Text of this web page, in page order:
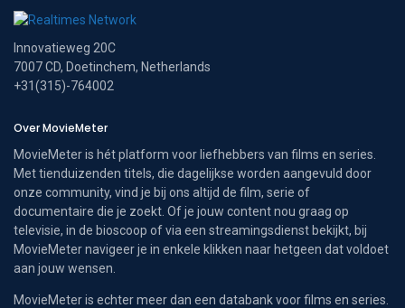
Innovatieweg 20C
7007 CD, Doetinchem, Netherlands
+31(315)-764002
Over MovieMeter
MovieMeter is hét platform voor liefhebbers van films en series.
Met tienduizenden titels, die dagelijkse worden aangevuld door
onze community, vind je bij ons altijd de film, serie of
documentaire die je zoekt. Of je jouw content nou graag op
televisie, in de bioscoop of via een streamingsdienst bekijkt, bij
MovieMeter navigeer je in enkele klikken naar hetgeen dat voldoet
aan jouw wensen.
MovieMeter is echter meer dan een databank voor films en series.